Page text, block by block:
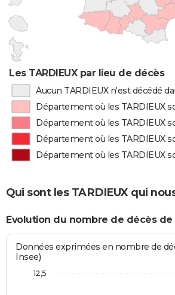
Les TARDIEUX par lieu de décès
Aucun TARDIEUX n'est décédé
Département où les TARDIEUX
Département où les TARDIEUX
Département où les TARDIEUX
Département où les TARDIEUX
Qui sont les TARDIEUX qui
Evolution du nombre de décès de
Données exprimées en nombre de
Insee)
12,5